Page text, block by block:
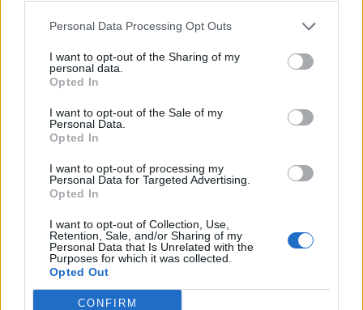
Personal Data Processing Opt Outs
I want to opt-out of the Sharing of my
personal data.
Opted In
I want to opt-out of the Sale of my
Personal Data.
Opted In
I want to opt-out of processing my
Personal Data for Targeted Advertising.
Opted In
I want to opt-out of Collection, Use,
Retention, Sale, and/or Sharing of my
Personal Data that Is Unrelated with the
Purposes for which it was collected.
Opted Out
CONFIRM
Redazione 01/07/2026
Incubeta acquisisce Datisan e rafforza l’offerta